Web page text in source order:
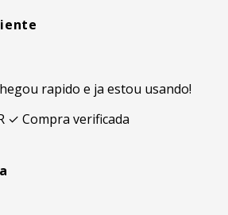
rapido e ja estou usando!
✓ Compra verificada